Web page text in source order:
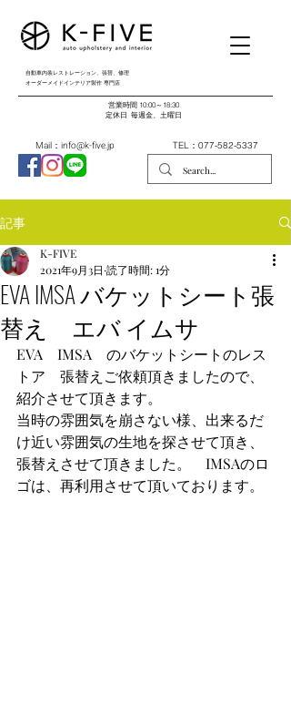
自動車内装レストレーション、張替、修理
オーダーメイドインテリア製作 専門店
Mail： info@k-five.jp TEL：077-582-5337
営業時間 10:00～18:30
​定休日 毎週金、土曜日
記事
EVA IMSA バケットシート張
替え エバ イムサ
K-FIVE
2021年9月3日 読了時間: 1分
EVA　IMSA　のバケットシートのレス
トア　張替えご依頼頂きましたので、
紹介させて頂きます。
当時の雰囲気を崩さない様、出来るだ
け近い雰囲気の生地を探させて頂き、
張替えさせて頂きました。　IMSAのロ
ゴは、再利用させて頂いております。